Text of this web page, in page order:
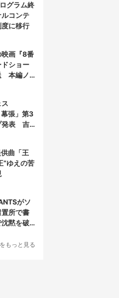
グラム終
コンテ
に移行
画『8番
ショー
本編ノ
幕張」第3
発表 吉
曲「王
”ゆえの苦
がソ
所で書
黙を破
もっと見る